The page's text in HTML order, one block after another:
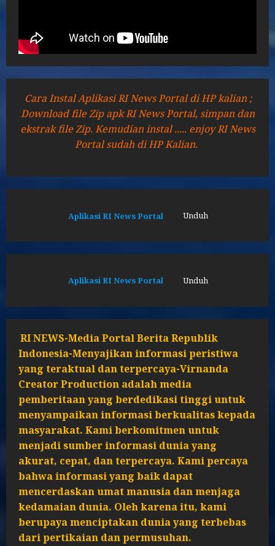
Cara Instal Aplikasi RI News Portal di HP kalian ;
Download file Zip apk RI News Portal, simpan dan
ekstrak file Zip. Kemudian instal ..... enjoy RI News
Portal sudah di HP Kalian.
Aplikasi RI News Portal Unduh
Aplikasi RI News Portal Unduh
RI NEWS-Media Portal Berita Republik
Indonesia-Menyajikan informasi peristiwa
yang teraktual dan terpercaya-Virnanda
Creator Production adalah media
pemberitaan yang berdedikasi tinggi untuk
menyampaikan informasi berkualitas kepada
masyarakat. Kami berkomitmen untuk
menjadi sumber informasi dunia yang
akurat, cepat, dan terpercaya. Kami percaya
bahwa informasi yang baik dapat
mencerdaskan umat manusia dan menjaga
kedamaian dunia. Oleh karena itu, kami
berupaya menciptakan dunia yang terbebas
dari pertikaian dan permusuhan.